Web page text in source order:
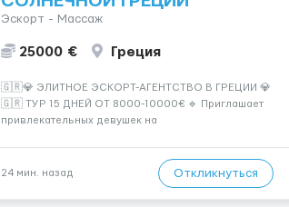
Эскорт - Массаж
25000 € Греция
🇬🇷💎 ЭЛИТНОЕ ЭСКОРТ-АГЕНТСТВО В ГРЕЦИИ 💎
🇬🇷 ТУР 15 ДНЕЙ ОТ 8000-10000€ 🔹 Приглашает
привлекательных девушек на
хорошие деньги 💶 — это предложение для тебя! 🔹
24 мин. назад Откликнуться